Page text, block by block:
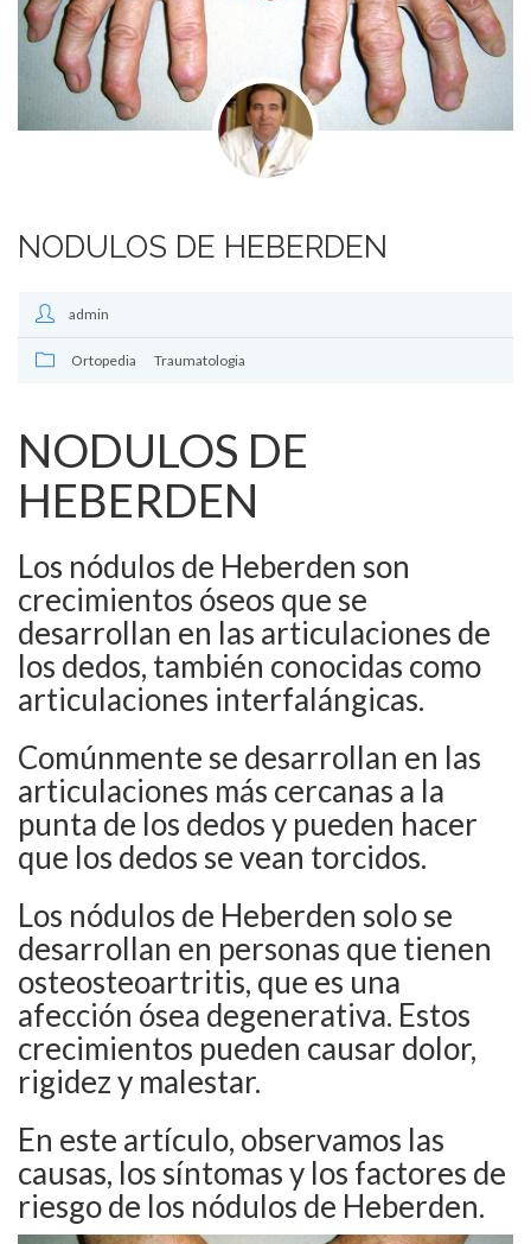
NODULOS DE HEBERDEN
admin
Ortopedia Traumatologia
NODULOS DE
HEBERDEN
Los nódulos de Heberden son
crecimientos óseos que se
desarrollan en las articulaciones de
los dedos, también conocidas como
articulaciones interfalángicas.
Comúnmente se desarrollan en las
articulaciones más cercanas a la
punta de los dedos y pueden hacer
que los dedos se vean torcidos.
Los nódulos de Heberden solo se
desarrollan en personas que tienen
osteosteoartritis, que es una
afección ósea degenerativa. Estos
crecimientos pueden causar dolor,
rigidez y malestar.
En este artículo, observamos las
causas, los síntomas y los factores de
riesgo de los nódulos de Heberden.